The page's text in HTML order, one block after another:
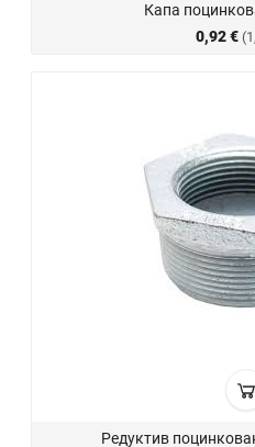
Капа
0,92 €
Редуктив